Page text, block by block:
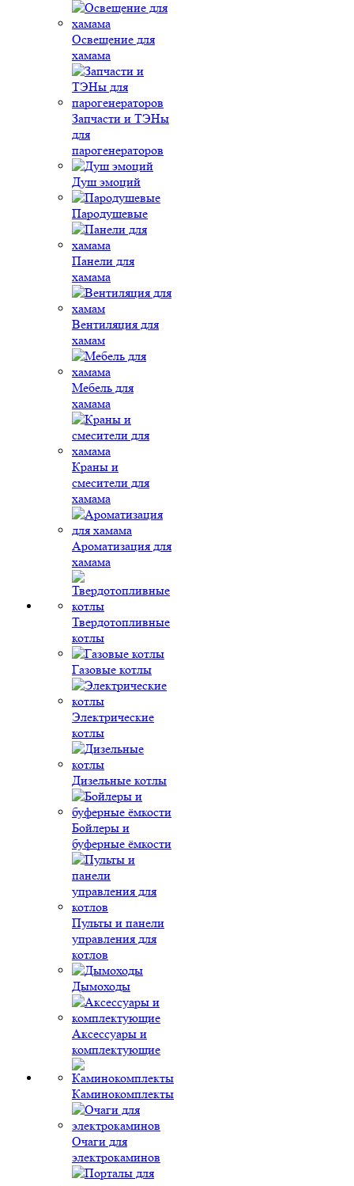
Освещение для
хамама
Запчасти и ТЭНы
для
парогенераторов
Душ эмоций
Пародушевые
Панели для
хамама
Вентиляция для
хамам
Мебель для
хамама
Краны и
смесители для
хамама
Ароматизация для
хамама
Твердотопливные
котлы
Газовые котлы
Электрические
котлы
Дизельные котлы
Бойлеры и
буферные ёмкости
Пульты и панели
управления для
котлов
Дымоходы
Аксессуары и
комплектующие
Каминокомплекты
Очаги для
электрокаминов